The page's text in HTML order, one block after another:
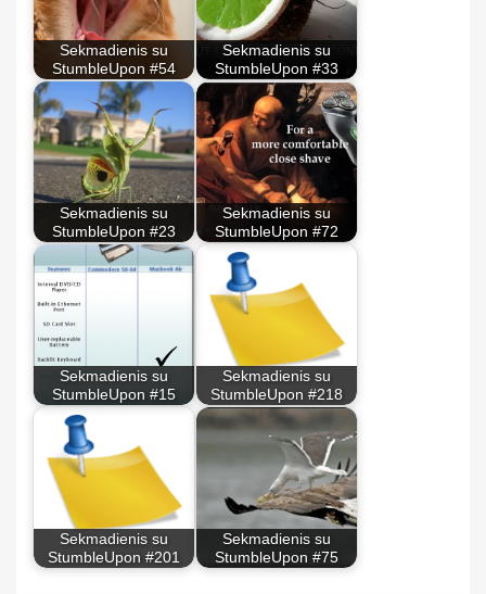
Sekmadienis su
StumbleUpon #54
Sekmadienis su
StumbleUpon #33
Sekmadienis su
StumbleUpon #23
Sekmadienis su
StumbleUpon #72
Sekmadienis su
StumbleUpon #15
Sekmadienis su
StumbleUpon #218
Sekmadienis su
StumbleUpon #201
Sekmadienis su
StumbleUpon #75